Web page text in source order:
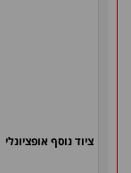
ציוד נוסף אופציונלי